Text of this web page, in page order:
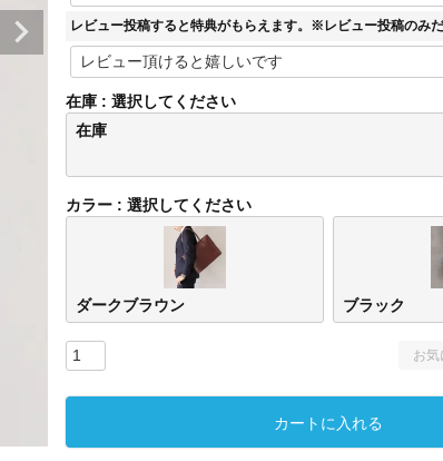
レビュー投稿すると特典がもらえます。※レビュー投稿のみ
在庫
選択してください
在庫
カラー 選択してください
ダークブラウン ブラック
お
カートに入れる